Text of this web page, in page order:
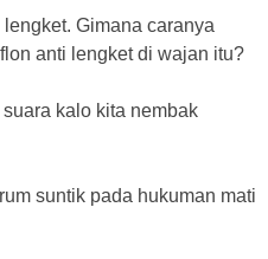
Gimana caranya
anti lengket di wajan itu?
kalo kita nembak
suntik pada hukuman mati